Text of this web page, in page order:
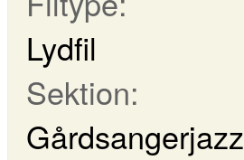
Lydfil
Sektion:
Gårdsangerjazz